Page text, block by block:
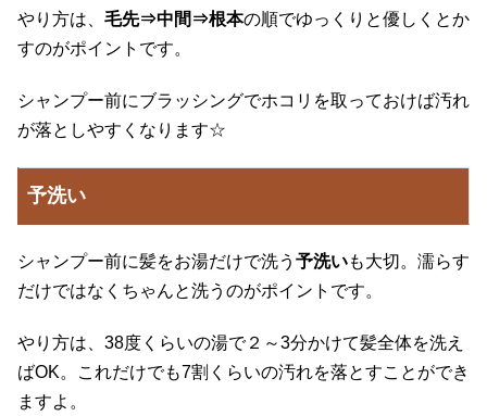
やり方は、 毛先⇒中間⇒根本の順でゆっくりと優しくとか
すのがポイントです。
シャンプー前にブラッシングでホコリを取っておけば汚れ
が落としやすくなります☆
予洗い
シャンプー前に髪をお湯だけで洗う 予洗いも大切。濡らす
だけではなくちゃんと洗うのがポイントです。
やり方は、38度くらいの湯で２～3分かけて髪全体を洗え
ばOK。これだけでも7割くらいの汚れを落とすことができ
ますよ。